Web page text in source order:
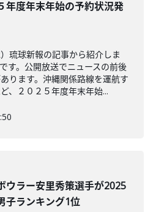
年度年末年始の予約状況発
琉球新報の記事から紹介しま
す。公開放送でニュースの前後
ります。沖縄関係路線を運航す
、２０２５年度年末年始...
ウラー安里秀策選手が2025
子ランキング1位